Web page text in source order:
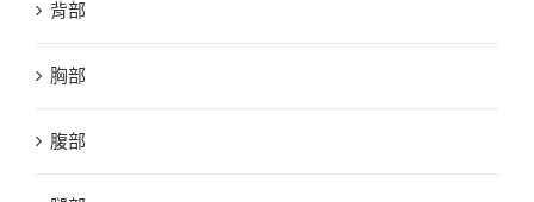
背部
胸部
腹部